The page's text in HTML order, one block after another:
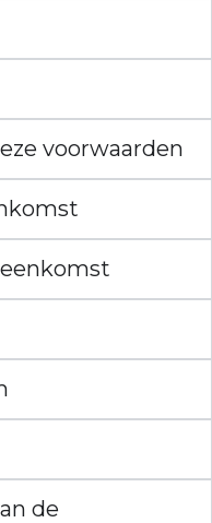
voorwaarden
de